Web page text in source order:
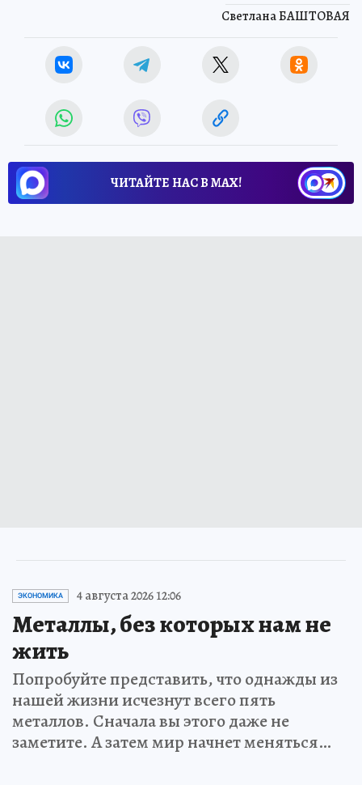
Светлана БАШТОВАЯ
ЧИТАЙТЕ НАС В МАХ!
ЭКОНОМИКА 4 августа 2026 12:06
Металлы, без которых нам не
жить
Попробуйте представить, что однажды из
нашей жизни исчезнут всего пять
металлов. Сначала вы этого даже не
заметите. А затем мир начнет меняться…